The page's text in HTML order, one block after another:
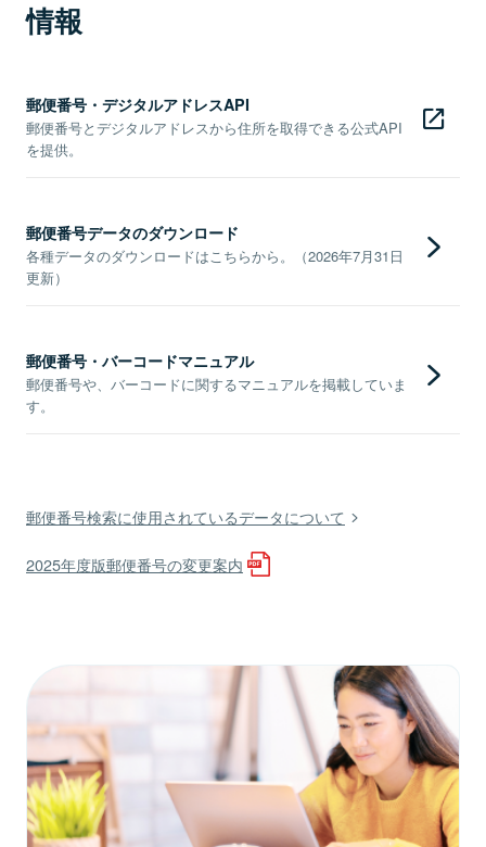
情報
郵便番号・デジタルアドレスAPI
郵便番号とデジタルアドレスから住所を取得できる公式API
を提供。
郵便番号データのダウンロード
各種データのダウンロードはこちらから。（2026年7月31日
更新）
郵便番号・バーコードマニュアル
郵便番号や、バーコードに関するマニュアルを掲載していま
す。
郵便番号検索に使用されているデータについて
2025年度版郵便番号の変更案内